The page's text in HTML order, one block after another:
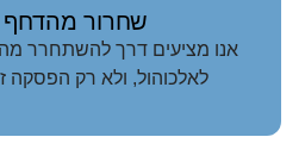
שחרור
אנו מציעים דרך להשתחרר
לאלכוהול, ולא רק הפסקה